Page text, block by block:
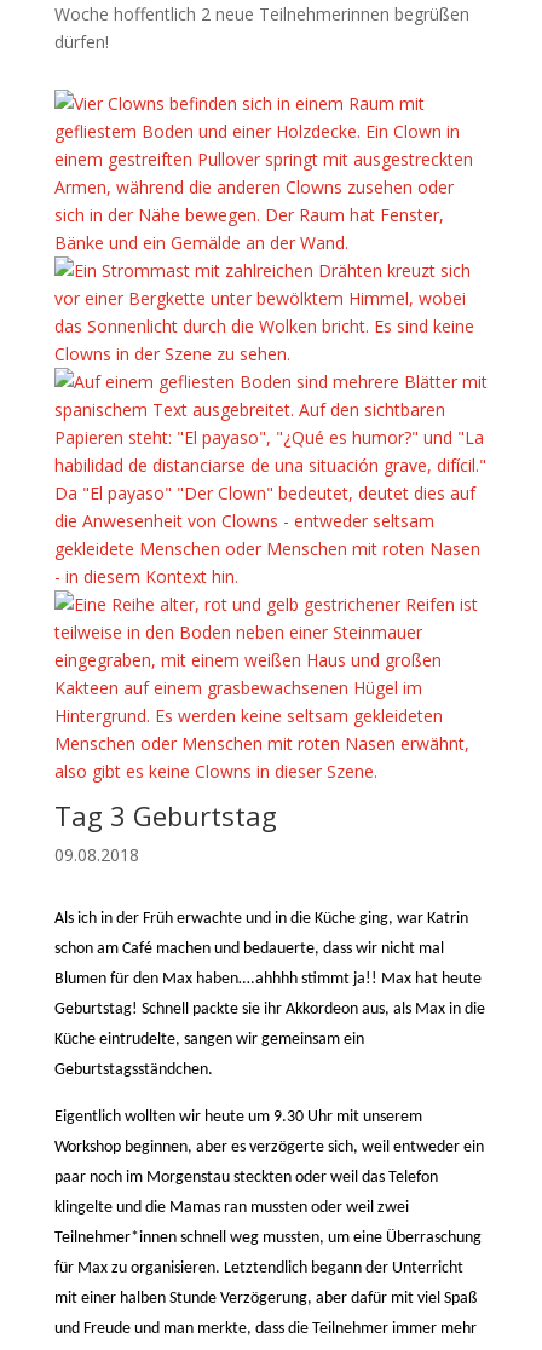
Woche hoffentlich 2 neue Teilnehmerinnen begrüßen
dürfen!
Tag 3 Geburtstag
09.08.2018
Als ich in der Früh erwachte und in die Küche ging, war Katrin
schon am Café machen und bedauerte, dass wir nicht mal
Blumen für den Max haben….ahhhh stimmt ja!! Max hat heute
Geburtstag! Schnell packte sie ihr Akkordeon aus, als Max in die
Küche eintrudelte, sangen wir gemeinsam ein
Geburtstagsständchen.
Eigentlich wollten wir heute um 9.30 Uhr mit unserem
Workshop beginnen, aber es verzögerte sich, weil entweder ein
paar noch im Morgenstau steckten oder weil das Telefon
klingelte und die Mamas ran mussten oder weil zwei
Teilnehmer*innen schnell weg mussten, um eine Überraschung
für Max zu organisieren. Letztendlich begann der Unterricht
mit einer halben Stunde Verzögerung, aber dafür mit viel Spaß
und Freude und man merkte, dass die Teilnehmer immer mehr